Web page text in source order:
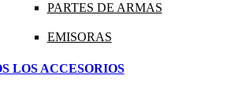
PARTES DE ARMAS
EMISORAS
LOS ACCESORIOS